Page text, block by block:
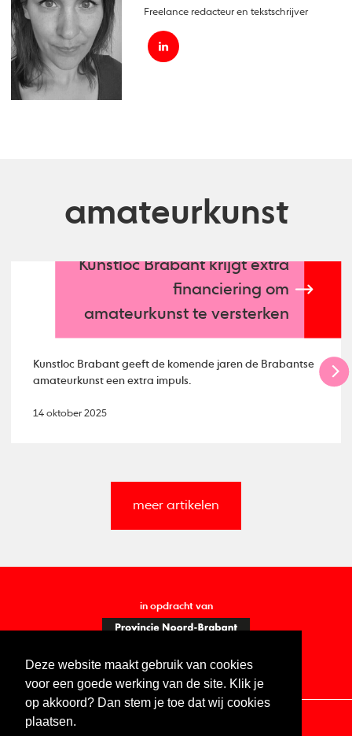
Deze website maakt gebruik van cookies
voor een goede werking van de site. Klik je
op akkoord? Dan stem je toe dat wij cookies
plaatsen.
Freelance redacteur en tekstschrijver
amateurkunst
Kunstloc Brabant krijgt extra
financiering om
amateurkunst te versterken
Kunstloc Brabant geeft de komende jaren de Brabantse
amateurkunst een extra impuls.
14 oktober 2025
meer artikelen
in opdracht van